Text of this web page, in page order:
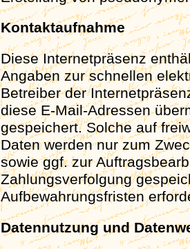
Kontaktaufnahme
Diese Internetpräsenz
Angaben zur schnellen
Betreiber der
diese E-Mail-Adressen
gespeichert. Solche auf
Daten werden nur zum
sowie ggf. zur
Zahlungsverfolgung
Aufbewahrungsfristen
Datennutzung und